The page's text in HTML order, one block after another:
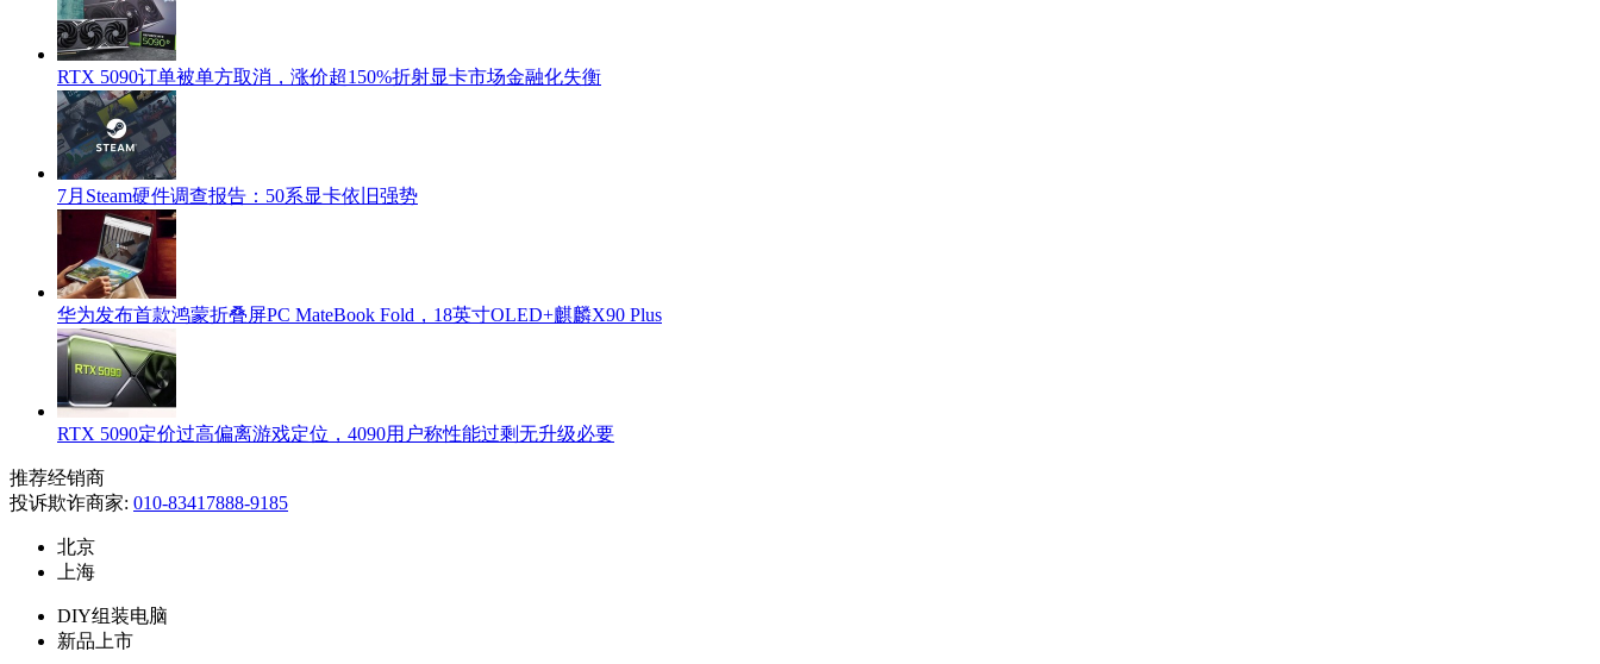
RTX 5090订单被单方取消，涨价超150%折射显卡市场金融化失衡
7月Steam硬件调查报告：50系显卡依旧强势
华为发布首款鸿蒙折叠屏PC MateBook Fold，18英寸OLED+麒麟X90 Plus
RTX 5090定价过高偏离游戏定位，4090用户称性能过剩无升级必要
推荐经销商
投诉欺诈商家: 010-83417888-9185
北京
上海
DIY组装电脑
新品上市